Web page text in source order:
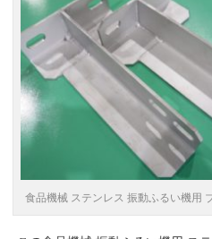
食品機械 ステンレス 振動ふるい機用